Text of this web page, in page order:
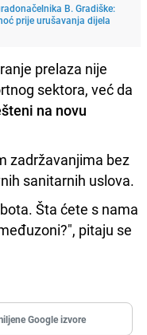
B. Gradiške:
prije urušavanja dijela
prelaza nije
sektora, već da
na novu
zadržavanjima bez
sanitarnih uslova.
Šta ćete s nama
pitaju se
Google izvore